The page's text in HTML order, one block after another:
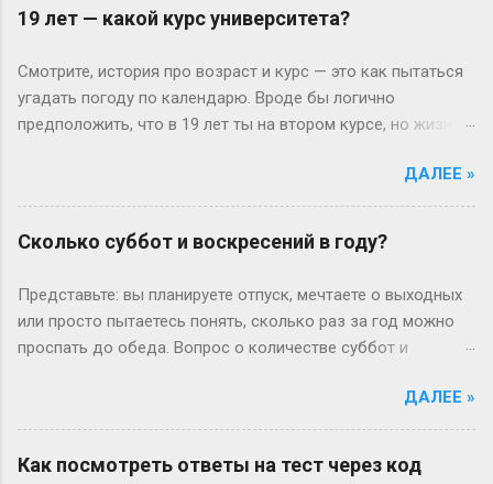
19 лет — какой курс университета?
Смотрите, история про возраст и курс — это как пытаться
угадать погоду по календарю. Вроде бы логично
предположить, что в 19 лет ты на втором курсе, но жизнь-
без занудства, по-человечески. Когда всё идёт «по плану»
(или нет) В идеальном мире: закончил школу в 17, поступил
— и вот тебе 19, второй курс. Но реальность часто
напоминает автобус, который то опаздывает, то едет не
армию, вернулся — и теперь он первокурсник в 19, а
одноклассники уже на третьем. Или Мария из Испании:
взяла gap year, работала в хостеле на Бали, а теперь
штурмует лекции по философии, пока её ровесники пишут
школьный аттестат. Зато в Японии некоторые уже к этому
ДАЛЕЕ »
Сколько суббот и воскресений в году?
Представьте: вы планируете отпуск, мечтаете о выходных
или просто пытаетесь понять, сколько раз за год можно
проспать до обеда. Вопрос о количестве суббот и
посчитать без гугла. Давайте разберемся по-человечески
— без формул, зато с логикой и парой жизненных
— это 365 дней. Делим на недели: 365 ÷ 7 = 52 недели и 1
ДАЛЕЕ »
Как посмотреть ответы на тест через код